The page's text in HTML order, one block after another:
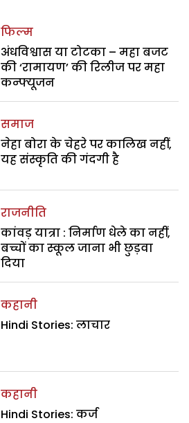
फिल्म
अंधविश्वास या टोटका – महा बजट
की ‘रामायण’ की रिलीज पर महा
कन्फ्यूजन
समाज
नेहा बोरा के चेहरे पर कालिख नहीं,
यह संस्कृति की गंदगी है
राजनीति
कांवड़ यात्रा : निर्माण धेले का नहीं,
बच्चों का स्कूल जाना भी छुड़वा
दिया
कहानी
Hindi Stories: लाचार
कहानी
Hindi Stories: कर्ज